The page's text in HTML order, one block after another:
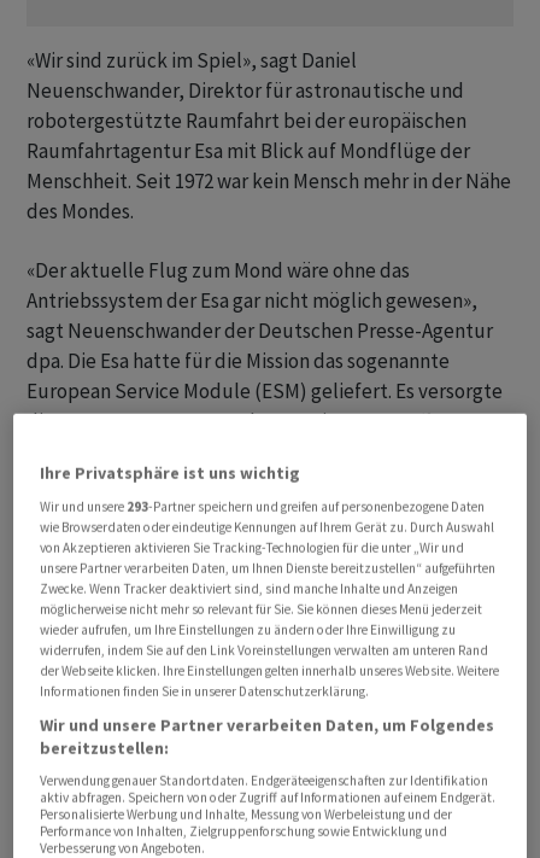
«Wir sind zurück im Spiel», sagt Daniel
Neuenschwander, Direktor für astronautische und
robotergestützte Raumfahrt bei der europäischen
Raumfahrtagentur Esa mit Blick auf Mondflüge der
Menschheit. Seit 1972 war kein Mensch mehr in der Nähe
des Mondes.
«Der aktuelle Flug zum Mond wäre ohne das
Antriebssystem der Esa gar nicht möglich gewesen»,
sagt Neuenschwander der Deutschen Presse-Agentur
dpa. Die Esa hatte für die Mission das sogenannte
European Service Module (ESM) geliefert. Es versorgte
die Astronauten unter anderem mit Sauerstoff, Wasser
«Orion»-Kapsel, in der sie zum Mond flogen.
Plan für deutschen Astronauten auf dem Mond
Schon bald sollen auch europäische Astronauten bei
einer «Artemis»-Mission dabei sein. Mit «Artemis 3»
sollen entgegen ersten Planungen Astronauten noch
nicht auf dem Mond landen. Das soll jedoch 2028 mit
«Artemis 4» geschehen. Esa-Chef Josef Aschbacher hatte
vor kurzem verkündet, Deutschland sei als erstes Land
an der Reihe, wenn es um Esa-Astronauten für
Mondmissionen gehe.
Ihre Privatsphäre ist uns wichtig
Wir und unsere 293-Partner speichern und greifen auf personenbezogene Daten
wie Browserdaten oder eindeutige Kennungen auf Ihrem Gerät zu. Durch Auswahl
von Akzeptieren aktivieren Sie Tracking-Technologien für die unter „Wir und
unsere Partner verarbeiten Daten, um Ihnen Dienste bereitzustellen“ aufgeführten
Zwecke. Wenn Tracker deaktiviert sind, sind manche Inhalte und Anzeigen
möglicherweise nicht mehr so relevant für Sie. Sie können dieses Menü jederzeit
wieder aufrufen, um Ihre Einstellungen zu ändern oder Ihre Einwilligung zu
widerrufen, indem Sie auf den Link Voreinstellungen verwalten am unteren Rand
der Webseite klicken. Ihre Einstellungen gelten innerhalb unseres Website. Weitere
Informationen finden Sie in unserer Datenschutzerklärung.
Wir und unsere Partner verarbeiten Daten, um Folgendes
bereitzustellen:
Verwendung genauer Standortdaten. Endgeräteeigenschaften zur Identifikation
aktiv abfragen. Speichern von oder Zugriff auf Informationen auf einem Endgerät.
Personalisierte Werbung und Inhalte, Messung von Werbeleistung und der
Performance von Inhalten, Zielgruppenforschung sowie Entwicklung und
Verbesserung von Angeboten.